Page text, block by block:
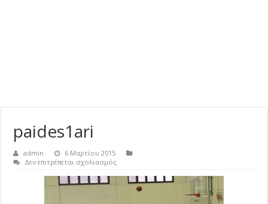
paides1ari
admin
6 Μαρτίου 2015
Δεν επιτρέπεται σχολιασμόςστο